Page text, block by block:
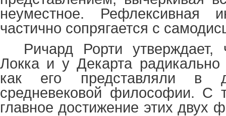
неуместное. Рефлексивная
частично сопрягается с
Ричард Рорти
Локка и у Декарта радикально
как его представляли в
средневековой философии. С
главное достижение этих двух